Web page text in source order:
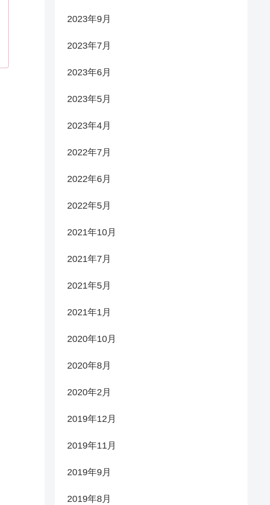
2023年9月
2023年7月
2023年6月
2023年5月
2023年4月
2022年7月
2022年6月
2022年5月
2021年10月
2021年7月
2021年5月
2021年1月
2020年10月
2020年8月
2020年2月
2019年12月
2019年11月
2019年9月
2019年8月